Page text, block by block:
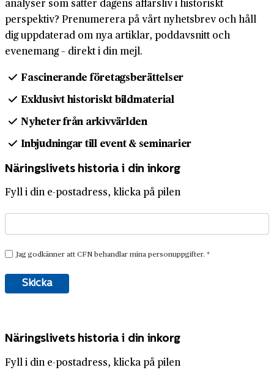
analyser som sätter dagens affärsliv i historiskt
perspektiv? Prenumerera på vårt nyhetsbrev och håll
dig uppdaterad om nya artiklar, poddavsnitt och
evenemang – direkt i din mejl.
Fascinerande företagsberättelser
Exklusivt historiskt bildmaterial
Nyheter från arkivvärlden
Inbjudningar till event & seminarier
Näringslivets historia i din inkorg
Fyll i din e-postadress, klicka på pilen
Näringslivets historia i din inkorg
Fyll i din e-postadress, klicka på pilen